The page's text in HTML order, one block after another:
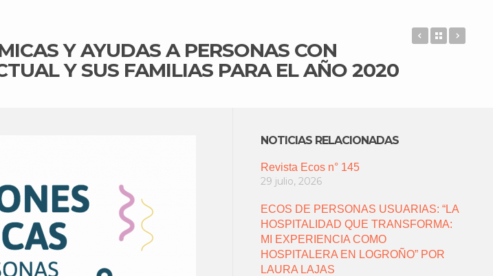
Y AYUDAS A PERSONAS CON
Y SUS FAMILIAS PARA EL AÑO 2020
Back to
NOTICIAS RELACIONADAS
Revista Ecos n° 145
29 julio, 2026
ECOS DE PERSONAS USUARIAS: “LA
HOSPITALIDAD QUE TRANSFORMA:
MI EXPERIENCIA COMO
HOSPITALERA EN LOGROÑO” POR
LAURA LAJAS